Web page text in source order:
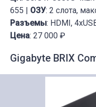
655 | ОЗУ: 2 слота,
Разъемы: HDMI,
Цена: 27 000 ₽
Gigabyte BRIX